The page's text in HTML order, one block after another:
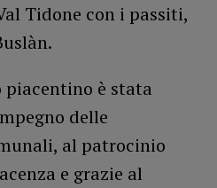
Tidone con i passiti,
piacentino è stata
delle
al patrocinio
e grazie al